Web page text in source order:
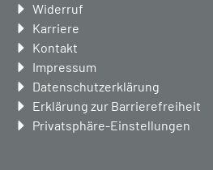
Widerruf
Karriere
Kontakt
Impressum
Datenschutzerklärung
Erklärung zur Barrierefreiheit
Privatsphäre-Einstellungen